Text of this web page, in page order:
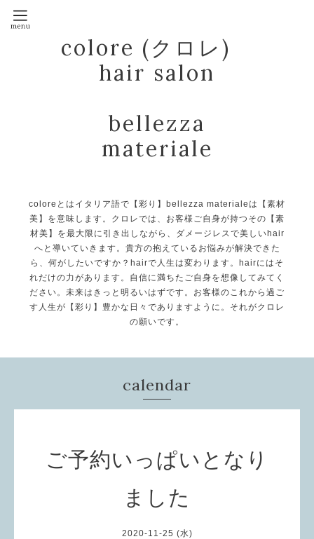
colore (クロレ)
hair salon
bellezza
materiale
coloreとはイタリア語で【彩り】bellezza materialeは【素材
美】を意味します。クロレでは、お客様ご自身が持つその【素
材美】を最大限に引き出しながら、ダメージレスで美しいhair
へと導いていきます。貴方の抱えているお悩みが解決できた
ら、何がしたいですか？hairで人生は変わります。hairにはそ
れだけの力があります。自信に満ちたご自身を想像してみてく
ださい。未来はきっと明るいはずです。お客様のこれから過ご
す人生が【彩り】豊かな日々でありますように。それがクロレ
の願いです。
calendar
ご予約いっぱいとなり
ました
2020-11-25 (水)